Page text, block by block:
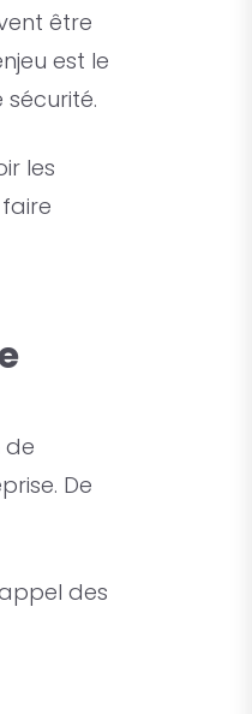
être
est le
les
de
De
des